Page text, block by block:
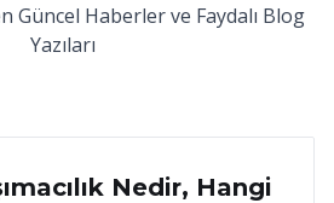
Güncel Haberler ve Faydalı Blog
Yazıları
Nedir, Hangi